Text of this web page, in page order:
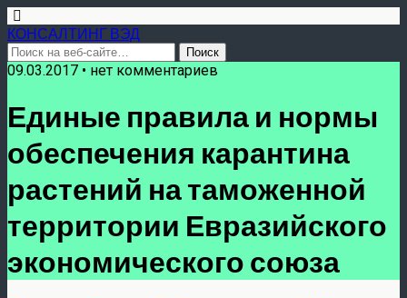
КОНСАЛТИНГ ВЭД
09.03.2017 • нет комментариев
Единые правила и нормы
обеспечения карантина
растений на таможенной
территории Евразийского
экономического союза